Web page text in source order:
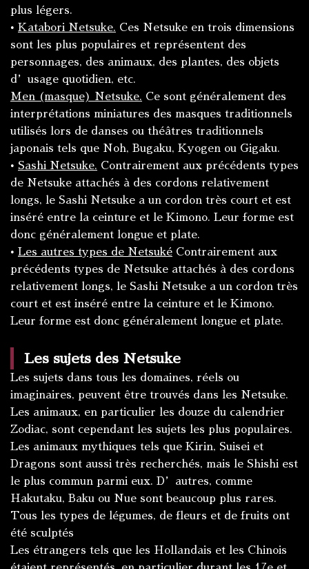
plus légers.
• Katabori Netsuke. Ces Netsuke en trois dimensions
sont les plus populaires et représentent des
personnages, des animaux, des plantes, des objets
d’usage quotidien, etc.
Men (masque) Netsuke. Ce sont généralement des
interprétations miniatures des masques traditionnels
utilisés lors de danses ou théâtres traditionnels
japonais tels que Noh, Bugaku, Kyogen ou Gigaku.
• Sashi Netsuke. Contrairement aux précédents types
de Netsuke attachés à des cordons relativement
longs, le Sashi Netsuke a un cordon très court et est
inséré entre la ceinture et le Kimono. Leur forme est
donc généralement longue et plate.
• Les autres types de Netsuké Contrairement aux
précédents types de Netsuke attachés à des cordons
relativement longs, le Sashi Netsuke a un cordon très
court et est inséré entre la ceinture et le Kimono.
Leur forme est donc généralement longue et plate.
Les sujets des Netsuke
Les sujets dans tous les domaines, réels ou
imaginaires, peuvent être trouvés dans les Netsuke.
Les animaux, en particulier les douze du calendrier
Zodiac, sont cependant les sujets les plus populaires.
Les animaux mythiques tels que Kirin, Suisei et
Dragons sont aussi très recherchés, mais le Shishi est
le plus commun parmi eux. D’autres, comme
Hakutaku, Baku ou Nue sont beaucoup plus rares.
Tous les types de légumes, de fleurs et de fruits ont
été sculptés
Les étrangers tels que les Hollandais et les Chinois